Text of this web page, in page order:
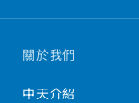
關於我們
中天介紹